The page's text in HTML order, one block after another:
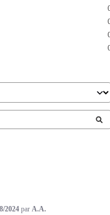
2024 par A.A.